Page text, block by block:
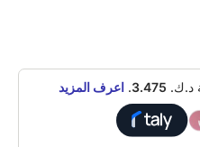
3.475
. اعرف المزيد